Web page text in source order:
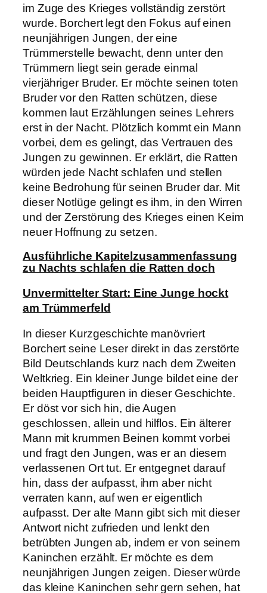
im Zuge des Krieges vollständig zerstört
wurde. Borchert legt den Fokus auf einen
neunjährigen Jungen, der eine
Trümmerstelle bewacht, denn unter den
Trümmern liegt sein gerade einmal
vierjähriger Bruder. Er möchte seinen toten
Bruder vor den Ratten schützen, diese
kommen laut Erzählungen seines Lehrers
erst in der Nacht. Plötzlich kommt ein Mann
vorbei, dem es gelingt, das Vertrauen des
Jungen zu gewinnen. Er erklärt, die Ratten
würden jede Nacht schlafen und stellen
keine Bedrohung für seinen Bruder dar. Mit
dieser Notlüge gelingt es ihm, in den Wirren
und der Zerstörung des Krieges einen Keim
neuer Hoffnung zu setzen.
Ausführliche Kapitelzusammenfassung
zu Nachts schlafen die Ratten doch
Unvermittelter Start: Eine Junge hockt
am Trümmerfeld
In dieser Kurzgeschichte manövriert
Borchert seine Leser direkt in das zerstörte
Bild Deutschlands kurz nach dem Zweiten
Weltkrieg. Ein kleiner Junge bildet eine der
beiden Hauptfiguren in dieser Geschichte.
Er döst vor sich hin, die Augen
geschlossen, allein und hilflos. Ein älterer
Mann mit krummen Beinen kommt vorbei
und fragt den Jungen, was er an diesem
verlassenen Ort tut. Er entgegnet darauf
hin, dass der aufpasst, ihm aber nicht
verraten kann, auf wen er eigentlich
aufpasst. Der alte Mann gibt sich mit dieser
Antwort nicht zufrieden und lenkt den
betrübten Jungen ab, indem er von seinem
Kaninchen erzählt. Er möchte es dem
neunjährigen Jungen zeigen. Dieser würde
das kleine Kaninchen sehr gern sehen, hat